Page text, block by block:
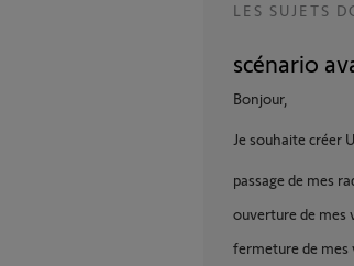
LES SUJETS
scénario
Bonjour,
Je souhaite créer
passage de mes
ouverture de mes
fermeture de mes